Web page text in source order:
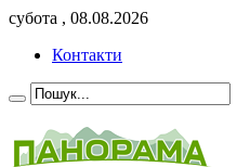
субота , 08.08.2026
Контакти